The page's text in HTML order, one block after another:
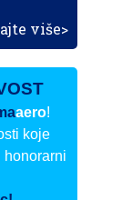
više>
aero!
koje
honorarni